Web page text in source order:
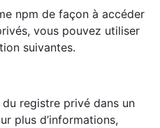
npm de façon à accéder
vous pouvez utiliser
suivantes.
registre privé dans un
plus d’informations,